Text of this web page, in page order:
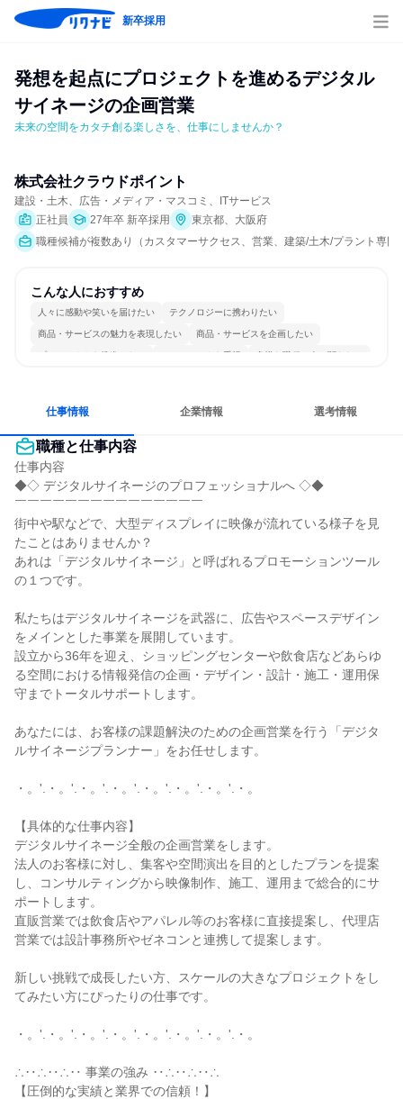
新卒採用
発想を起点にプロジェクトを進めるデジタル
サイネージの企画営業
未来の空間をカタチ創る楽しさを、仕事にしませんか？
株式会社クラウドポイント
建設・土木、広告・メディア・マスコミ、ITサービス
正社員
27年卒 新卒採用
東京都、大阪府
職種候補が複数あり（カスタマーサクセス、営業、建築/土木/プラント専門
こんな人におすすめ
人々に感動や笑いを届けたい テクノロジーに携わりたい
商品・サービスの魅力を表現したい 商品・サービスを企画したい
プロジェクトを推進したい チームワークを重視 多様な職種の人と関われる
仕事情報 企業情報 選考情報
職種と仕事内容
仕事内容
◆◇ デジタルサイネージのプロフェッショナルへ ◇◆
￣￣￣￣￣￣￣￣￣￣￣￣￣￣￣
街中や駅などで、大型ディスプレイに映像が流れている様子を見
たことはありませんか？
あれは「デジタルサイネージ」と呼ばれるプロモーションツール
の１つです。
私たちはデジタルサイネージを武器に、広告やスペースデザイン
をメインとした事業を展開しています。
設立から36年を迎え、ショッピングセンターや飲食店などあらゆ
る空間における情報発信の企画・デザイン・設計・施工・運用保
守までトータルサポートします。
あなたには、お客様の課題解決のための企画営業を行う「デジタ
ルサイネージプランナー」をお任せします。
・。'.・。'.・。'.・。'.・。'.・。'.・。'.・。
【具体的な仕事内容】
デジタルサイネージ全般の企画営業をします。
法人のお客様に対し、集客や空間演出を目的としたプランを提案
し、コンサルティングから映像制作、施工、運用まで総合的にサ
ポートします。
直販営業では飲食店やアパレル等のお客様に直接提案し、代理店
営業では設計事務所やゼネコンと連携して提案します。
新しい挑戦で成長したい方、スケールの大きなプロジェクトをし
てみたい方にぴったりの仕事です。
・。'.・。'.・。'.・。'.・。'.・。'.・。'.・。
∴‥∴‥∴‥ 事業の強み ‥∴‥∴‥∴
【圧倒的な実績と業界での信頼！】